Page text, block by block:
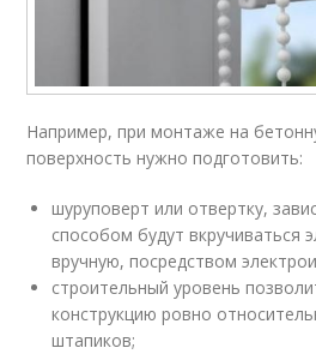
Например, при монтаже на
поверхность нужно подготовить:
шуруповерт или отвертку,
способом будут вкручиваться
вручную, посредством
строительный уровень
конструкцию ровно
штапиков;